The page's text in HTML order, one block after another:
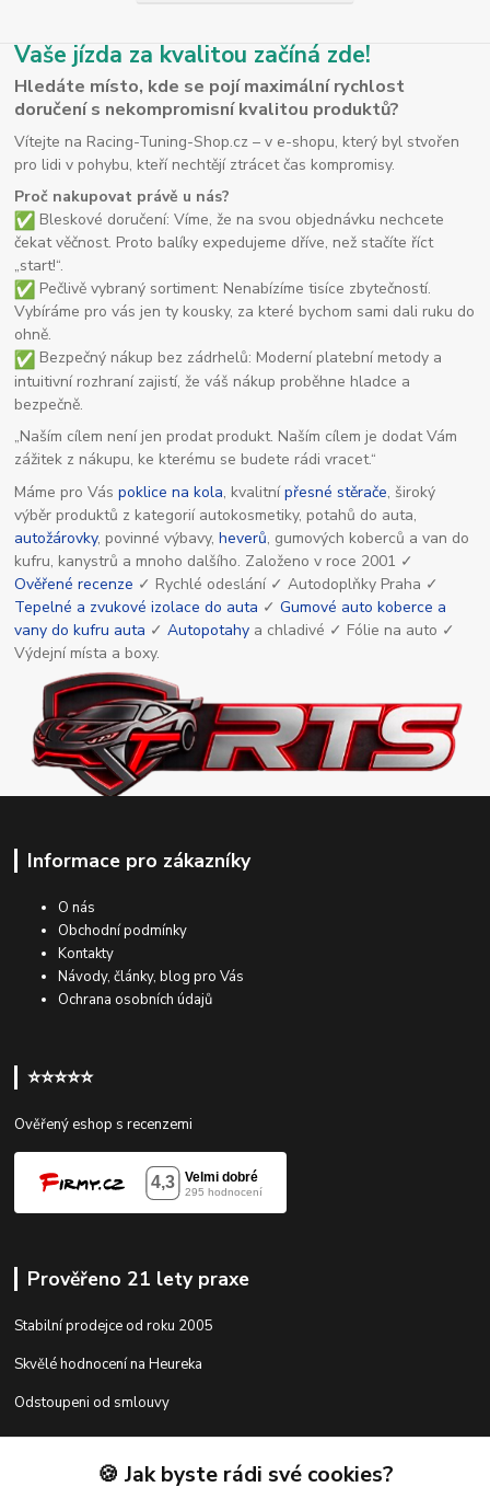
Vaše jízda za kvalitou začíná zde!
Hledáte místo, kde se pojí maximální rychlost
doručení s nekompromisní kvalitou produktů?
Vítejte na Racing-Tuning-Shop.cz – v e-shopu, který byl stvořen
pro lidi v pohybu, kteří nechtějí ztrácet čas kompromisy.
Proč nakupovat právě u nás?
Bleskové doručení: Víme, že na svou objednávku nechcete
čekat věčnost. Proto balíky expedujeme dříve, než stačíte říct
„start!“.
Pečlivě vybraný sortiment: Nenabízíme tisíce zbytečností.
Vybíráme pro vás jen ty kousky, za které bychom sami dali ruku do
ohně.
Bezpečný nákup bez zádrhelů: Moderní platební metody a
intuitivní rozhraní zajistí, že váš nákup proběhne hladce a
bezpečně.
„Naším cílem není jen prodat produkt. Naším cílem je dodat Vám
zážitek z nákupu, ke kterému se budete rádi vracet.“
Máme pro Váspoklice na kola, kvalitnípřesné stěrače, široký
výběr produktů z kategorií autokosmetiky, potahů do auta,
autožárovky, povinné výbavy,heverů, gumových koberců a van do
kufru, kanystrů a mnoho dalšího. Založeno v roce 2001 ✓
Ověřené recenze ✓ Rychlé odeslání ✓ Autodoplňky Praha ✓
Tepelné a zvukové izolace do auta ✓Gumové auto koberce a
vany do kufru auta ✓Autopotahy a chladivé ✓ Fólie na auto ✓
Výdejní místa a boxy.
Informace pro zákazníky
O nás
Obchodní podmínky
Kontakty
Návody, články, blog pro Vás
Ochrana osobních údajů
⭐⭐⭐⭐⭐
Ověřený eshop s recenzemi
Prověřeno 21 lety praxe
Stabilní prodejce od roku 2005
Skvělé hodnocení na Heureka
Odstoupeni od smlouvy
Kontakty🍪 Jak byste rádi své cookies?